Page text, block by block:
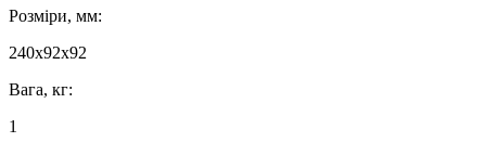
Розміри, мм:
240х92х92
Вага, кг:
1